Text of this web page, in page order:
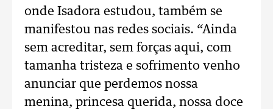
onde Isadora estudou, também se
manifestou nas redes sociais. “Ainda
sem acreditar, sem forças aqui, com
tamanha tristeza e sofrimento venho
anunciar que perdemos nossa
menina, princesa querida, nossa doce